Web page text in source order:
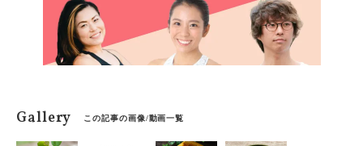
Gallery この記事の画像/動画一覧